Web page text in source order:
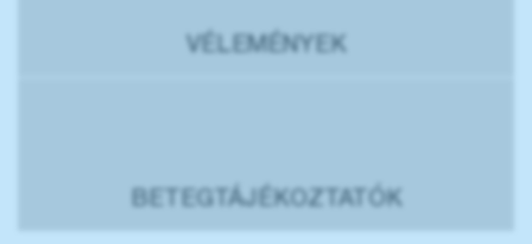
VÉLEMÉNYEK
BETEGTÁJÉKOZTATÓK